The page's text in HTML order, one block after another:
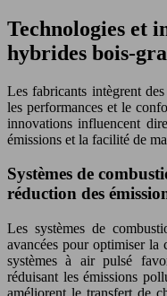
Technologies et
hybrides bois-
Les fabricants intègrent
les performances et le
innovations influencent
émissions et la facilité de
Systèmes de
réduction des
Les systèmes de
avancées pour optimiser la
systèmes à air pulsé
réduisant les émissions